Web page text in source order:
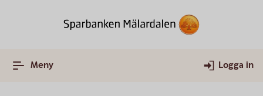
Meny Logga in